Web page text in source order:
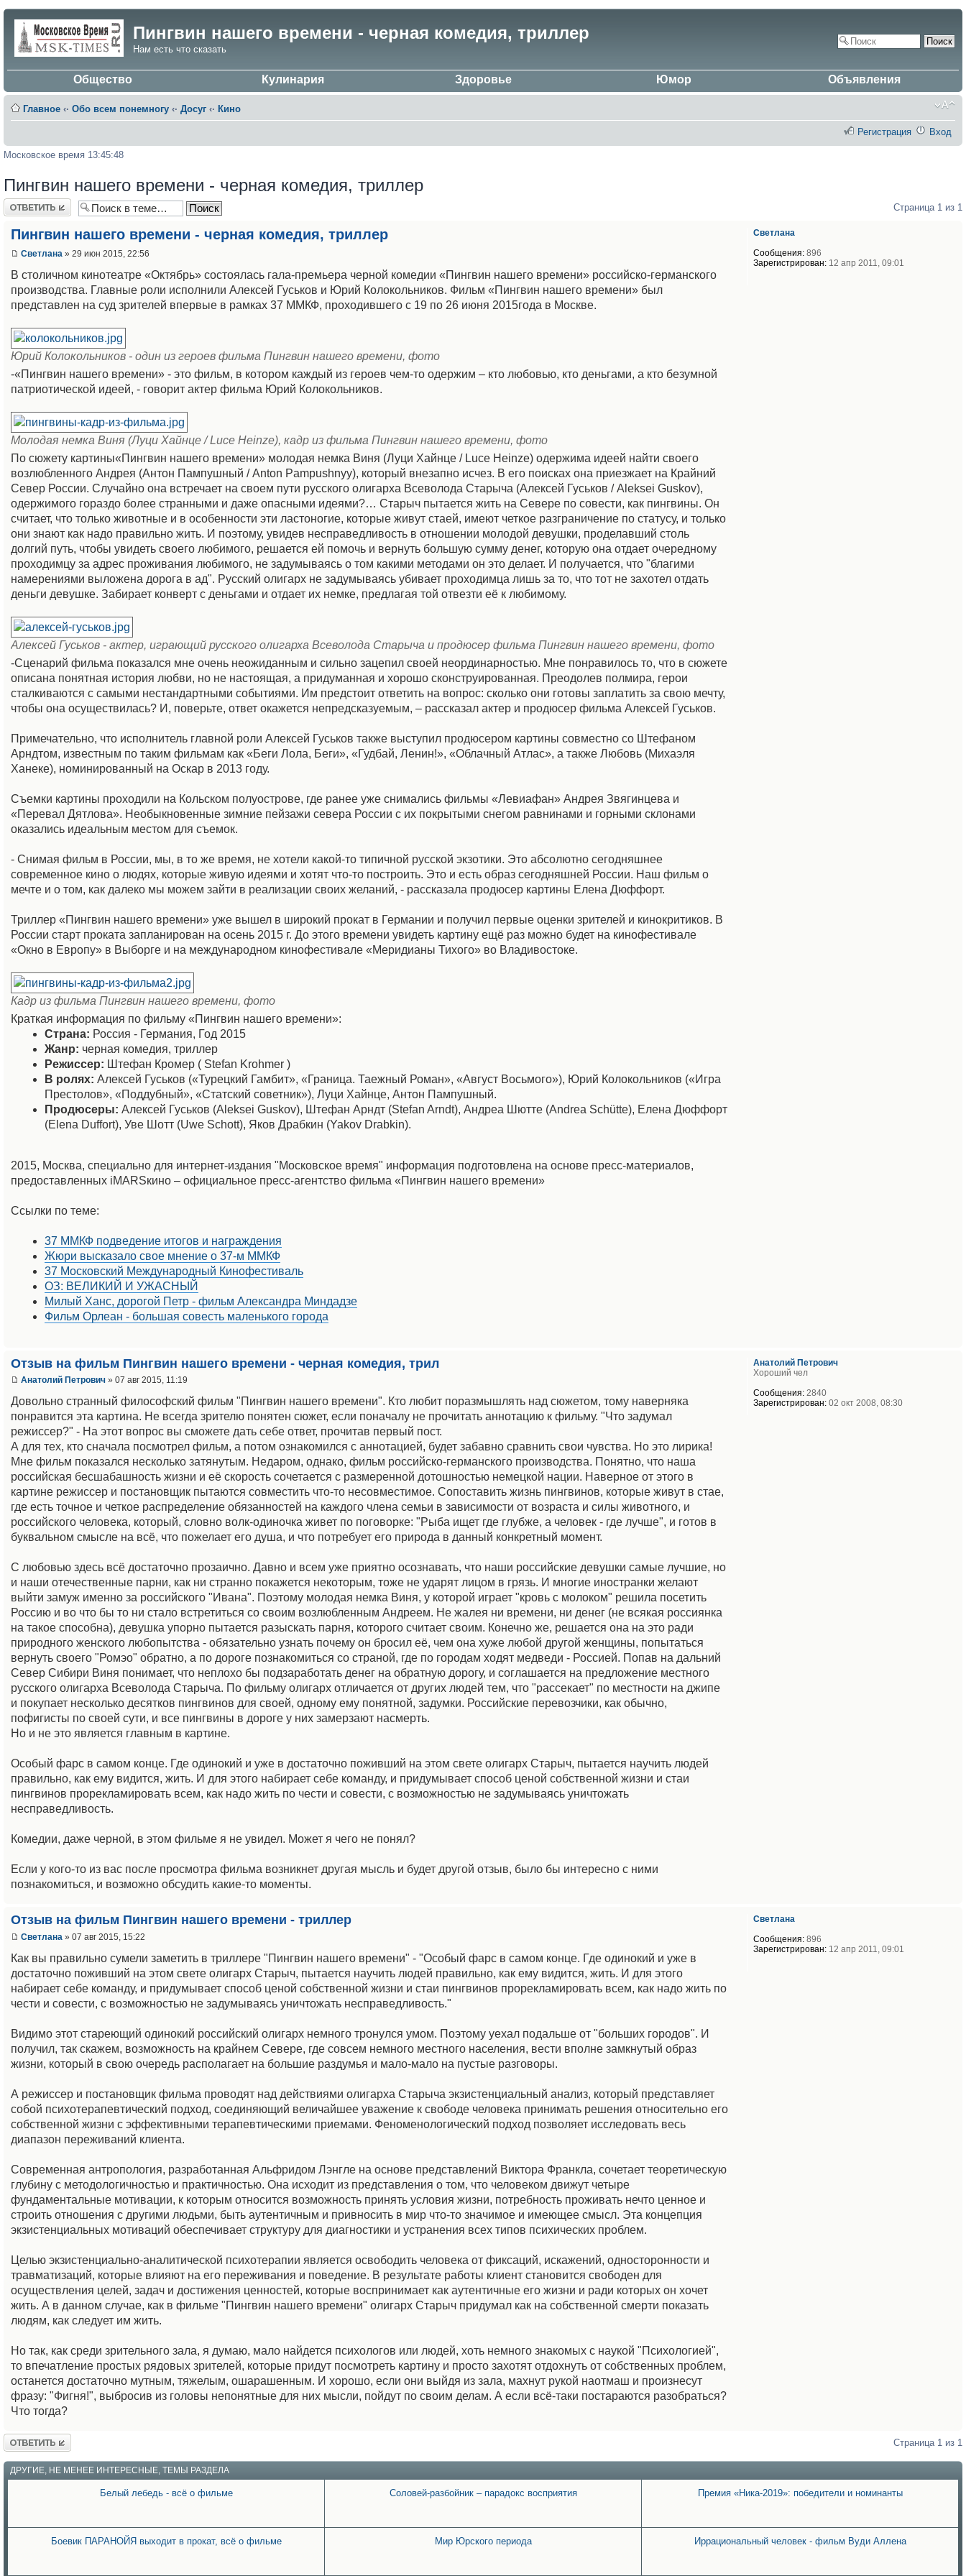
Пингвин нашего времени - черная комедия, триллер
Нам есть что сказать
Общество Кулинария Здоровье Юмор Объявления
Главное ‹· Обо всем понемногу ‹· Досуг ‹· Кино
Регистрация Вход
Московское время 13:45:48
Пингвин нашего времени - черная комедия, триллер
Ответить Страница 1 из 1
Пингвин нашего времени - черная комедия, триллер
Светлана » 29 июн 2015, 22:56
В столичном кинотеатре «Октябрь» состоялась гала-премьера черной комедии «Пингвин нашего времени» российско-германского
производства. Главные роли исполнили Алексей Гуськов и Юрий Колокольников. Фильм «Пингвин нашего времени» был
представлен на суд зрителей впервые в рамках 37 ММКФ, проходившего с 19 по 26 июня 2015года в Москве.
Юрий Колокольников - один из героев фильма Пингвин нашего времени, фото
-«Пингвин нашего времени» - это фильм, в котором каждый из героев чем-то одержим – кто любовью, кто деньгами, а кто безумной
патриотической идеей, - говорит актер фильма Юрий Колокольников.
Молодая немка Виня (Луци Хайнце / Luce Heinze), кадр из фильма Пингвин нашего времени, фото
По сюжету картины«Пингвин нашего времени» молодая немка Виня (Луци Хайнце / Luce Heinze) одержима идеей найти своего
возлюбленного Андрея (Антон Пампушный / Anton Pampushnyy), который внезапно исчез. В его поисках она приезжает на Крайний
Север России. Случайно она встречает на своем пути русского олигарха Всеволода Старыча (Алексей Гуськов / Aleksei Guskov),
одержимого гораздо более странными и даже опасными идеями?… Старыч пытается жить на Севере по совести, как пингвины. Он
считает, что только животные и в особенности эти ластоногие, которые живут стаей, имеют четкое разграничение по статусу, и только
они знают как надо правильно жить. И поэтому, увидев несправедливость в отношении молодой девушки, проделавший столь
долгий путь, чтобы увидеть своего любимого, решается ей помочь и вернуть большую сумму денег, которую она отдает очередному
проходимцу за адрес проживания любимого, не задумываясь о том какими методами он это делает. И получается, что "благими
намерениями выложена дорога в ад". Русский олигарх не задумываясь убивает проходимца лишь за то, что тот не захотел отдать
деньги девушке. Забирает конверт с деньгами и отдает их немке, предлагая той отвезти её к любимому.
Алексей Гуськов - актер, играющий русского олигарха Всеволода Старыча и продюсер фильма Пингвин нашего времени, фото
-Сценарий фильма показался мне очень неожиданным и сильно зацепил своей неординарностью. Мне понравилось то, что в сюжете
описана понятная история любви, но не настоящая, а придуманная и хорошо сконструированная. Преодолев полмира, герои
сталкиваются с самыми нестандартными событиями. Им предстоит ответить на вопрос: сколько они готовы заплатить за свою мечту,
чтобы она осуществилась? И, поверьте, ответ окажется непредсказуемым, – рассказал актер и продюсер фильма Алексей Гуськов.
Примечательно, что исполнитель главной роли Алексей Гуськов также выступил продюсером картины совместно со Штефаном
Арндтом, известным по таким фильмам как «Беги Лола, Беги», «Гудбай, Ленин!», «Облачный Атлас», а также Любовь (Михаэля
Ханеке), номинированный на Оскар в 2013 году.
Съемки картины проходили на Кольском полуострове, где ранее уже снимались фильмы «Левиафан» Андрея Звягинцева и
«Перевал Дятлова». Необыкновенные зимние пейзажи севера России с их покрытыми снегом равнинами и горными склонами
оказались идеальным местом для съемок.
- Снимая фильм в России, мы, в то же время, не хотели какой-то типичной русской экзотики. Это абсолютно сегодняшнее
современное кино о людях, которые живую идеями и хотят что-то построить. Это и есть образ сегодняшней России. Наш фильм о
мечте и о том, как далеко мы можем зайти в реализации своих желаний, - рассказала продюсер картины Елена Дюффорт.
Триллер «Пингвин нашего времени» уже вышел в широкий прокат в Германии и получил первые оценки зрителей и кинокритиков. В
России старт проката запланирован на осень 2015 г. До этого времени увидеть картину ещё раз можно будет на кинофестивале
«Окно в Европу» в Выборге и на международном кинофестивале «Меридианы Тихого» во Владивостоке.
Кадр из фильма Пингвин нашего времени, фото
Краткая информация по фильму «Пингвин нашего времени»:
Страна: Россия - Германия, Год 2015
Жанр: черная комедия, триллер
Режиссер: Штефан Кромер ( Stefan Krohmer )
В ролях: Алексей Гуськов («Турецкий Гамбит», «Граница. Таежный Роман», «Август Восьмого»), Юрий Колокольников («Игра
Престолов», «Поддубный», «Статский советник»), Луци Хайнце, Антон Пампушный.
Продюсеры: Алексей Гуськов (Aleksei Guskov), Штефан Арндт (Stefan Arndt), Андреа Шютте (Andrea Schütte), Елена Дюффорт
(Elena Duffort), Уве Шотт (Uwe Schott), Яков Драбкин (Yakov Drabkin).
2015, Москва, специально для интернет-издания "Московское время" информация подготовлена на основе пресс-материалов,
предоставленных iMARSкино – официальное пресс-агентство фильма «Пингвин нашего времени»
Ссылки по теме:
37 ММКФ подведение итогов и награждения
Жюри высказало свое мнение о 37-м ММКФ
37 Московский Международный Кинофестиваль
ОЗ: ВЕЛИКИЙ И УЖАСНЫЙ
Милый Ханс, дорогой Петр - фильм Александра Миндадзе
Фильм Орлеан - большая совесть маленького города
Светлана
Сообщения:896
Зарегистрирован:12 апр 2011, 09:01
Отзыв на фильм Пингвин нашего времени - черная комедия, трил
Анатолий Петрович » 07 авг 2015, 11:19
Довольно странный философский фильм "Пингвин нашего времени". Кто любит поразмышлять над сюжетом, тому наверняка
понравится эта картина. Не всегда зрителю понятен сюжет, если поначалу не прочитать аннотацию к фильму. "Что задумал
режиссер?" - На этот вопрос вы сможете дать себе ответ, прочитав первый пост.
А для тех, кто сначала посмотрел фильм, а потом ознакомился с аннотацией, будет забавно сравнить свои чувства. Но это лирика!
Мне фильм показался несколько затянутым. Недаром, однако, фильм российско-германского производства. Понятно, что наша
российская бесшабашность жизни и её скорость сочетается с размеренной дотошностью немецкой нации. Наверное от этого в
картине режиссер и постановщик пытаются совместить что-то несовместимое. Сопоставить жизнь пингвинов, которые живут в стае,
где есть точное и четкое распределение обязанностей на каждого члена семьи в зависимости от возраста и силы животного, и
российского человека, который, словно волк-одиночка живет по поговорке: "Рыба ищет где глубже, а человек - где лучше", и готов в
буквальном смысле на всё, что пожелает его душа, и что потребует его природа в данный конкретный момент.
С любовью здесь всё достаточно прозаично. Давно и всем уже приятно осознавать, что наши российские девушки самые лучшие, но
и наши отечественные парни, как ни странно покажется некоторым, тоже не ударят лицом в грязь. И многие иностранки желают
выйти замуж именно за российского "Ивана". Поэтому молодая немка Виня, у которой играет "кровь с молоком" решила посетить
Россию и во что бы то ни стало встретиться со своим возлюбленным Андреем. Не жалея ни времени, ни денег (не всякая россиянка
на такое способна), девушка упорно пытается разыскать парня, которого считает своим. Конечно же, решается она на это ради
природного женского любопытства - обязательно узнать почему он бросил её, чем она хуже любой другой женщины, попытаться
вернуть своего "Ромэо" обратно, а по дороге познакомиться со страной, где по городам ходят медведи - Россией. Попав на дальний
Север Сибири Виня понимает, что неплохо бы подзаработать денег на обратную дорогу, и соглашается на предложение местного
русского олигарха Всеволода Старыча. По фильму олигарх отличается от других людей тем, что "рассекает" по местности на джипе
и покупает несколько десятков пингвинов для своей, одному ему понятной, задумки. Российские перевозчики, как обычно,
пофигисты по своей сути, и все пингвины в дороге у них замерзают насмерть.
Но и не это является главным в картине.
Особый фарс в самом конце. Где одинокий и уже в достаточно поживший на этом свете олигарх Старыч, пытается научить людей
правильно, как ему видится, жить. И для этого набирает себе команду, и придумывает способ ценой собственной жизни и стаи
пингвинов прорекламировать всем, как надо жить по чести и совести, с возможностью не задумываясь уничтожать
несправедливость.
Комедии, даже черной, в этом фильме я не увидел. Может я чего не понял?
Если у кого-то из вас после просмотра фильма возникнет другая мысль и будет другой отзыв, было бы интересно с ними
познакомиться, и возможно обсудить какие-то моменты.
Анатолий Петрович
Хороший чел
Сообщения:2840
Зарегистрирован:02 окт 2008, 08:30
Отзыв на фильм Пингвин нашего времени - триллер
Светлана » 07 авг 2015, 15:22
Как вы правильно сумели заметить в триллере "Пингвин нашего времени" - "Особый фарс в самом конце. Где одинокий и уже в
достаточно поживший на этом свете олигарх Старыч, пытается научить людей правильно, как ему видится, жить. И для этого
набирает себе команду, и придумывает способ ценой собственной жизни и стаи пингвинов прорекламировать всем, как надо жить по
чести и совести, с возможностью не задумываясь уничтожать несправедливость."
Видимо этот стареющий одинокий российский олигарх немного тронулся умом. Поэтому уехал подальше от "больших городов". И
получил, так скажем, возможность на крайнем Севере, где совсем немного местного населения, вести вполне замкнутый образ
жизни, который в свою очередь располагает на большие раздумья и мало-мало на пустые разговоры.
А режиссер и постановщик фильма проводят над действиями олигарха Старыча экзистенциальный анализ, который представляет
собой психотерапевтический подход, соединяющий величайшее уважение к свободе человека принимать решения относительно его
собственной жизни с эффективными терапевтическими приемами. Феноменологический подход позволяет исследовать весь
диапазон переживаний клиента.
Современная антропология, разработанная Альфридом Лэнгле на основе представлений Виктора Франкла, сочетает теоретическую
глубину с методологичностью и практичностью. Она исходит из представления о том, что человеком движут четыре
фундаментальные мотивации, к которым относится возможность принять условия жизни, потребность проживать нечто ценное и
строить отношения с другими людьми, быть аутентичным и привносить в мир что-то значимое и имеющее смысл. Эта концепция
экзистенциальных мотиваций обеспечивает структуру для диагностики и устранения всех типов психических проблем.
Целью экзистенциально-аналитической психотерапии является освободить человека от фиксаций, искажений, односторонности и
травматизаций, которые влияют на его переживания и поведение. В результате работы клиент становится свободен для
осуществления целей, задач и достижения ценностей, которые воспринимает как аутентичные его жизни и ради которых он хочет
жить. А в данном случае, как в фильме "Пингвин нашего времени" олигарх Старыч придумал как на собственной смерти показать
людям, как следует им жить.
Но так, как среди зрительного зала, я думаю, мало найдется психологов или людей, хоть немного знакомых с наукой "Психологией",
то впечатление простых рядовых зрителей, которые придут посмотреть картину и просто захотят отдохнуть от собственных проблем,
останется достаточно мутным, тяжелым, ошарашенным. И хорошо, если они выйдя из зала, махнут рукой наотмаш и произнесут
фразу: "Фигня!", выбросив из головы непонятные для них мысли, пойдут по своим делам. А если всё-таки постараются разобраться?
Что тогда?
Светлана
Сообщения:896
Зарегистрирован:12 апр 2011, 09:01
Ответить Страница 1 из 1
ДРУГИЕ, НЕ МЕНЕЕ ИНТЕРЕСНЫЕ, ТЕМЫ РАЗДЕЛА
Белый лебедь - всё о фильме Соловей-разбойник – парадокс восприятия Премия «Ника-2019»: победители и номинанты
Боевик ПАРАНОЙЯ выходит в прокат, всё о фильме Мир Юрского периода Иррациональный человек - фильм Вуди Аллена